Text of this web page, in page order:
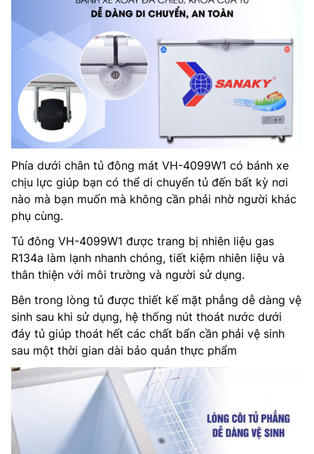
Phía dưới chân tủ đông mát VH-4099W1 có bánh xe
chịu lực giúp bạn có thể di chuyển tủ đến bất kỳ nơi
nào mà bạn muốn mà không cần phải nhờ người khác
phụ cùng.
Tủ đông VH-4099W1 được trang bị nhiên liệu gas
R134a làm lạnh nhanh chóng, tiết kiệm nhiên liệu và
thân thiện với môi trường và người sử dụng.
Bên trong lòng tủ được thiết kế mặt phẳng dễ dàng vệ
sinh sau khi sử dụng, hệ thống nút thoát nước dưới
đáy tủ giúp thoát hết các chất bẩn cần phải vệ sinh
sau một thời gian dài bảo quản thực phẩm